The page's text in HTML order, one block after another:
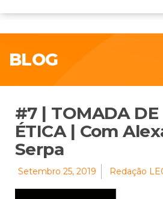
BLOG
#7 | TOMADA DE
ÉTICA | Com
Serpa
Setembro 25, 2019 Redação